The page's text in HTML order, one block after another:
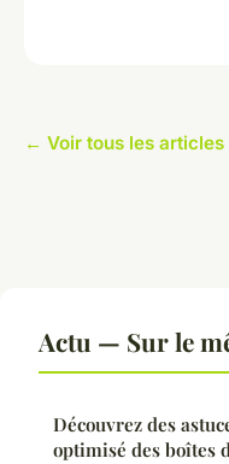
← Voir tous les articles
Actu — Sur le
Découvrez des
optimisé des boîtes